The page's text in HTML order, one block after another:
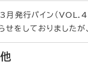
行パイン（VOL.4 春
せをしておりましたが